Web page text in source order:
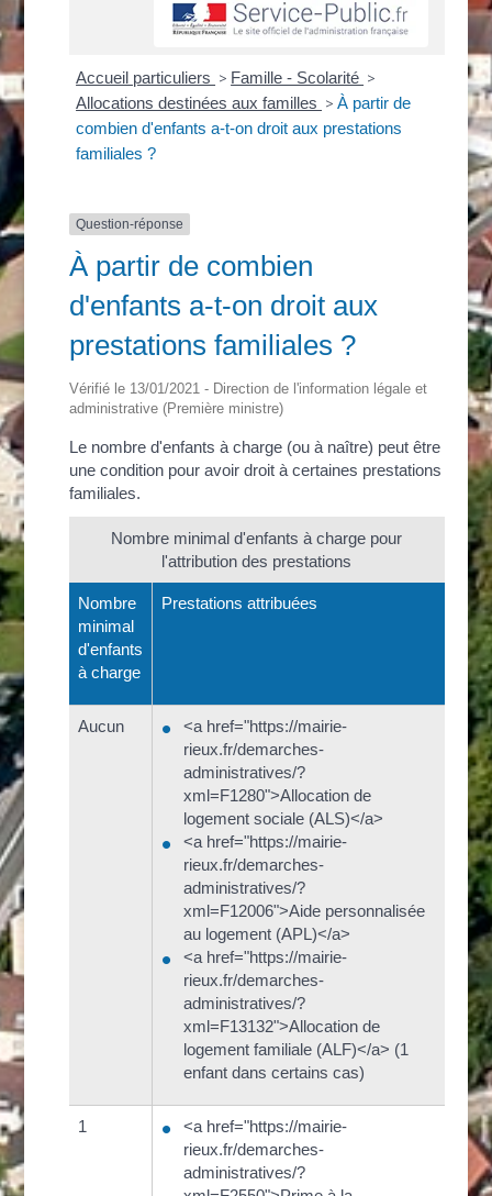
Accueil particuliers > Famille - Scolarité >
Allocations destinées aux familles > À partir de
combien d'enfants a-t-on droit aux prestations
familiales ?
Question-réponse
À partir de combien
d'enfants a-t-on droit aux
prestations familiales ?
Vérifié le 13/01/2021 - Direction de l'information légale et
administrative (Première ministre)
Le nombre d'enfants à charge (ou à naître) peut être
une condition pour avoir droit à certaines prestations
familiales.
Nombre minimal d'enfants à charge pour
l'attribution des prestations
Nombre
minimal
d'enfants
à charge
Prestations attribuées
Aucun
<a href="https://mairie-
rieux.fr/demarches-
administratives/?
xml=F1280">Allocation de
logement sociale (ALS)</a>
<a href="https://mairie-
rieux.fr/demarches-
administratives/?
xml=F12006">Aide personnalisée
au logement (APL)</a>
<a href="https://mairie-
rieux.fr/demarches-
administratives/?
xml=F13132">Allocation de
logement familiale (ALF)</a> (1
enfant dans certains cas)
1
<a href="https://mairie-
rieux.fr/demarches-
administratives/?